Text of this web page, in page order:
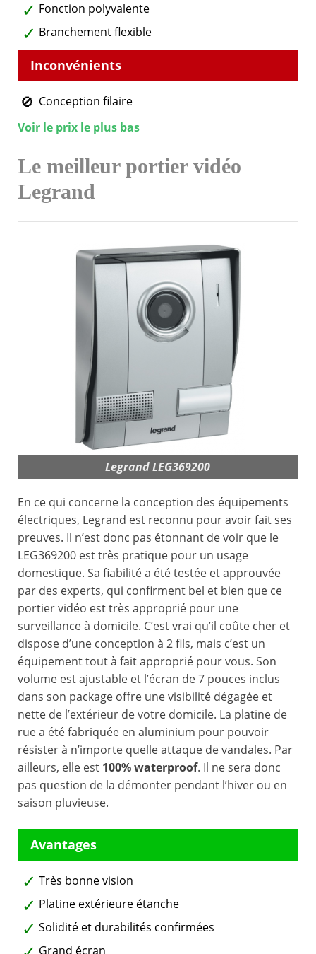
Fonction polyvalente
Branchement flexible
Conception filaire
Voir le prix le plus bas
Le meilleur portier vidéo
Legrand
Legrand LEG369200
En ce qui concerne la conception des équipements
électriques, Legrand est reconnu pour avoir fait ses
preuves. Il n’est donc pas étonnant de voir que le
LEG369200 est très pratique pour un usage
domestique. Sa fiabilité a été testée et approuvée
par des experts, qui confirment bel et bien que ce
portier vidéo est très approprié pour une
surveillance à domicile. C’est vrai qu’il coûte cher et
dispose d’une conception à 2 fils, mais c’est un
équipement tout à fait approprié pour vous. Son
volume est ajustable et l’écran de 7 pouces inclus
dans son package offre une visibilité dégagée et
nette de l’extérieur de votre domicile. La platine de
rue a été fabriquée en aluminium pour pouvoir
résister à n’importe quelle attaque de vandales. Par
ailleurs, elle est 100% waterproof. Il ne sera donc
pas question de la démonter pendant l’hiver ou en
saison pluvieuse.
Très bonne vision
Platine extérieure étanche
Solidité et durabilités confirmées
Grand écran